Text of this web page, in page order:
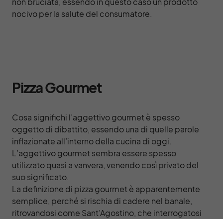
nocivo per la salute del consumatore.
Pizza Gourmet
Cosa significhi l’aggettivo gourmet è spesso
oggetto di dibattito, essendo una di quelle parole
inflazionate all’interno della cucina di oggi.
L’aggettivo gourmet sembra essere spesso
utilizzato quasi a vanvera, venendo così privato del
suo significato.
La definizione di pizza gourmet è apparentemente
semplice, perché si rischia di cadere nel banale,
ritrovandosi come Sant’Agostino, che interrogatosi